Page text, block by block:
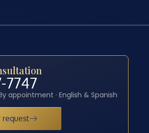
7747
appointment · English & Spanish
request